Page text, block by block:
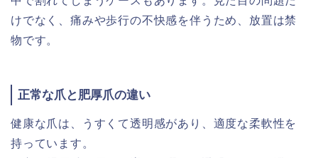
けでなく、痛みや歩行の不快感を伴うため、放置は禁
物です。
正常な爪と肥厚爪の違い
健康な爪は、うすくて透明感があり、適度な柔軟性を
持っています。